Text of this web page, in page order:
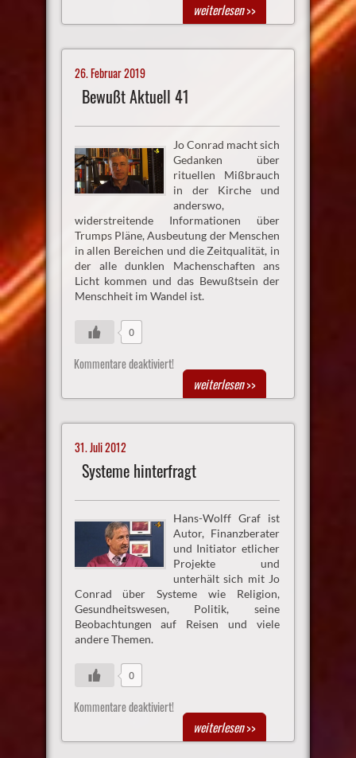
weiterlesen>>
26. Februar 2019
Bewußt Aktuell 41
Jo Conrad macht sich
Gedanken über
rituellen Mißbrauch
in der Kirche und
anderswo,
widerstreitende Informationen über
Trumps Pläne, Ausbeutung der Menschen
in allen Bereichen und die Zeitqualität, in
der alle dunklen Machenschaften ans
Licht kommen und das Bewußtsein der
Menschheit im Wandel ist.
0
Kommentare deaktiviert!
weiterlesen>>
31. Juli 2012
Systeme hinterfragt
Hans-Wolff Graf ist
Autor, Finanzberater
und Initiator etlicher
Projekte und
unterhält sich mit Jo
Conrad über Systeme wie Religion,
Gesundheitswesen, Politik, seine
Beobachtungen auf Reisen und viele
andere Themen.
0
Kommentare deaktiviert!
weiterlesen>>